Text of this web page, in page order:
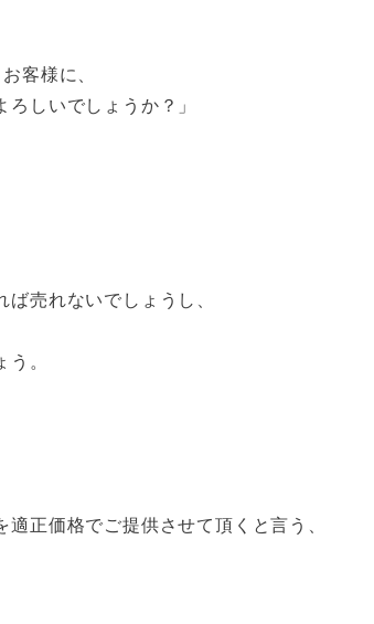
客様に、
ろしいでしょうか？」
売れないでしょうし、
。
正価格でご提供させて頂くと言う、